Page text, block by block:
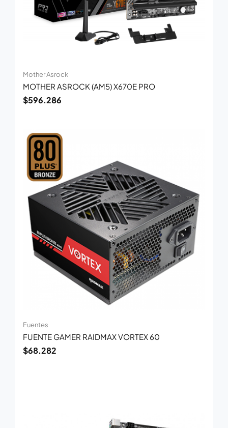
Mother Asrock
MOTHER ASROCK (AM5) X670E PRO
$596.286
Fuentes
FUENTE GAMER RAIDMAX VORTEX 60
$68.282